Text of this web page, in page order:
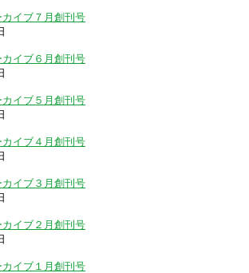
カイブ７月創刊号
カイブ６月創刊号
カイブ５月創刊号
カイブ４月創刊号
カイブ３月創刊号
カイブ２月創刊号
カイブ１月創刊号